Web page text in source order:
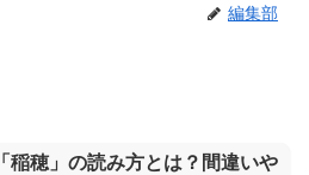
編集部
「稲穂」の読み方とは？間違いや